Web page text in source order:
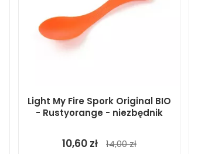
Light My Fire Spork Original BIO
- Rustyorange - niezbędnik
10,60 zł 14,00 zł